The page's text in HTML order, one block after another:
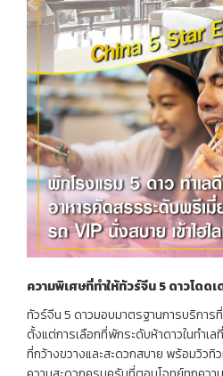
ความพิเศษที่ทำให้ทัวร์จีน 5ดาวโดดเ
ทัวร์จีน 5 ดาวมอบมาตรฐานการบริการ
ตั้งแต่การเลือกที่พักระดับห้าดาวในทำเ
ที่กว้างขวางและสะดวกสบาย พร้อมวิว